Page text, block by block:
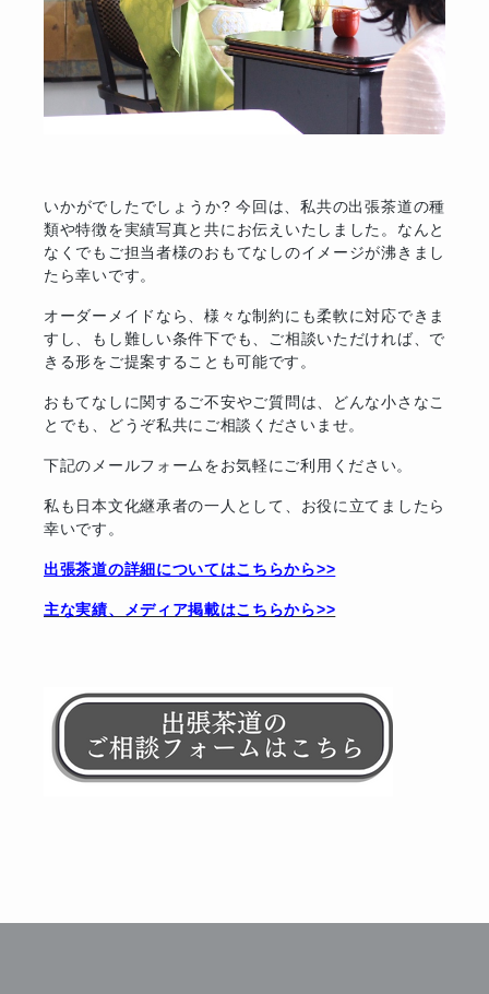
いかがでしたでしょうか? 今回は、私共の出張茶道の種
類や特徴を実績写真と共にお伝えいたしました。 なんと
なくでもご担当者様のおもてなしのイメージが沸きまし
たら幸いです。
オーダーメイドなら、様々な制約にも柔軟に対応できま
すし、もし難しい条件下でも、ご相談いただければ、で
きる形をご提案することも可能です。
おもてなしに関するご不安やご質問は、どんな小さなこ
とでも、どうぞ私共にご相談くださいませ。
下記のメールフォームをお気軽にご利用ください。
私も日本文化継承者の一人として、お役に立てましたら
幸いです。
出張茶道の詳細についてはこちらから>>
主な実績、メディア掲載はこちらから>>